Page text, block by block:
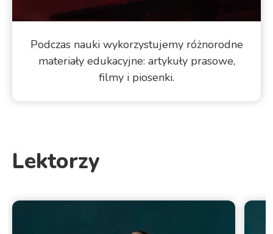
Podczas nauki wykorzystujemy różnorodne
materiały edukacyjne: artykuły prasowe,
filmy i piosenki.
Lektorzy